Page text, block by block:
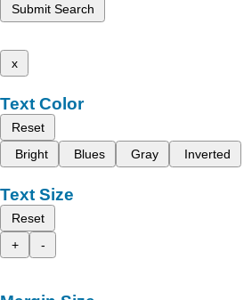
Submit Search
x
Text Color
Reset
Bright
Blues Gray Inverted
Text Size
Reset
+
-